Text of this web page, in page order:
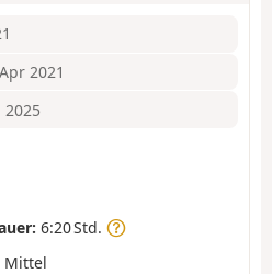
2021
2025
6:20 Std.
Mittel